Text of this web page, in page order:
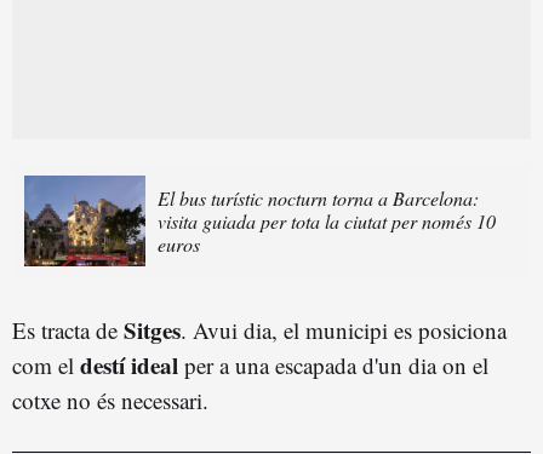
El bus turístic nocturn torna a Barcelona:
visita guiada per tota la ciutat per només 10
euros
Es tracta de Sitges. Avui dia, el municipi es posiciona
com el destí ideal per a una escapada d'un dia on el
cotxe no és necessari.